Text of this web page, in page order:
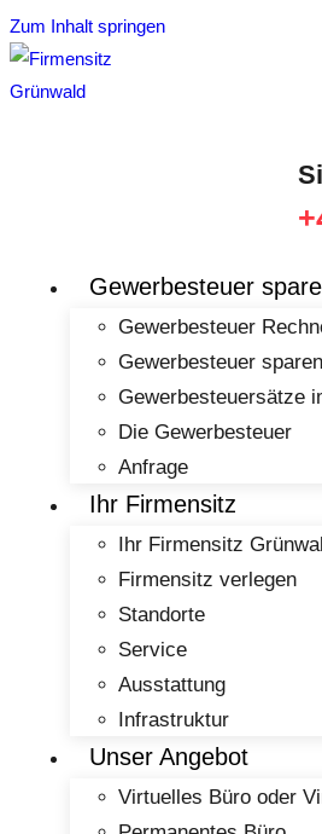
Zum Inhalt springen
Gewerbesteuer
Gewerbesteuer
Gewerbesteuer sparen
Gewerbesteuersätze
Die Gewerbesteuer
Anfrage
Ihr Firmensitz
Ihr Firmensitz
Firmensitz verlegen
Standorte
Service
Ausstattung
Infrastruktur
Unser Angebot
Virtuelles Büro oder